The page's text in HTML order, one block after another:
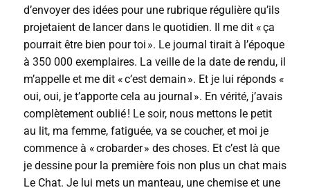
d’envoyer des idées pour une rubrique régulière qu’ils
projetaient de lancer dans le quotidien. Il me dit « ça
pourrait être bien pour toi ». Le journal tirait à l’époque
à 350 000 exemplaires. La veille de la date de rendu, il
m’appelle et me dit « c’est demain ». Et je lui réponds «
oui, oui, je t’apporte cela au journal ». En vérité, j’avais
complètement oublié ! Le soir, nous mettons le petit
au lit, ma femme, fatiguée, va se coucher, et moi je
commence à « crobarder » des choses. Et c’est là que
je dessine pour la première fois non plus un chat mais
Le Chat. Je lui mets un manteau, une chemise et une